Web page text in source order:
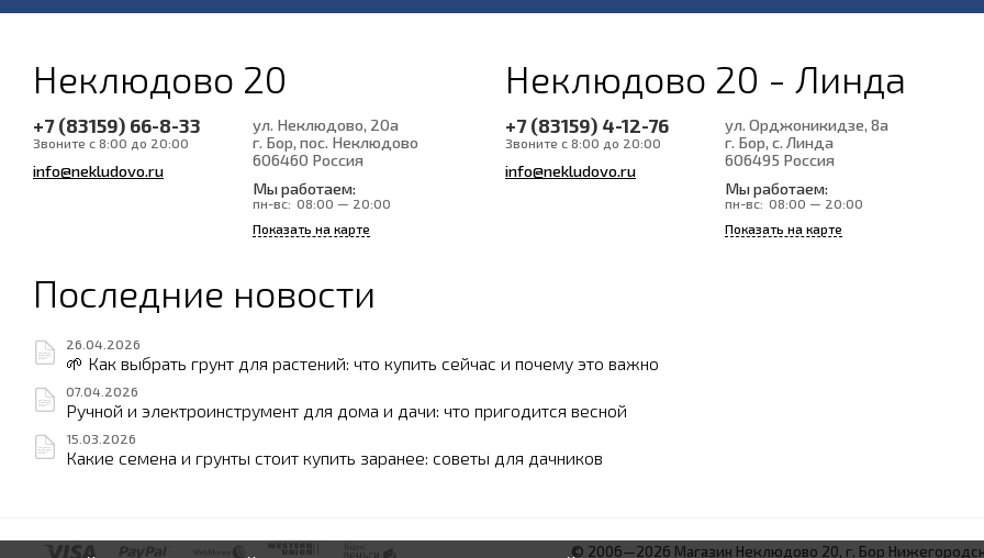
Неклюдово 20
+7 (83159) 66-8-33
Звоните с 8:00 до 20:00
info@nekludovo.ru
ул. Неклюдово, 20а
г. Бор, пос. Неклюдово
606460 Россия
Мы работаем:
пн-вс: 08:00 — 20:00
Показать на карте
Неклюдово 20 - Линда
+7 (83159) 4-12-76
Звоните с 8:00 до 20:00
info@nekludovo.ru
ул. Орджоникидзе, 8а
г. Бор, с. Линда
606495 Россия
Мы работаем:
пн-вс: 08:00 — 20:00
Показать на карте
Последние новости
26.04.2026
🌱 Как выбрать грунт для растений: что купить сейчас и почему это важно
07.04.2026
Ручной и электроинструмент для дома и дачи: что пригодится весной
15.03.2026
Какие семена и грунты стоит купить заранее: советы для дачников
© 2006—2026 Магазин Неклюдово 20, г. Бор